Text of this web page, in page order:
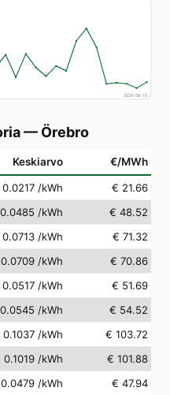
2026-08-10
— Örebro
Keskiarvo €/MWh
/kWh
€ 21.66
/kWh
€ 48.52
/kWh
€ 71.32
/kWh
€ 70.86
/kWh
€ 51.69
/kWh
€ 54.52
/kWh
€ 103.72
0.1019 /kWh
€ 101.88
/kWh
€ 47.94